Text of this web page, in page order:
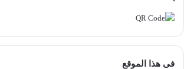
فى هذا الموقع